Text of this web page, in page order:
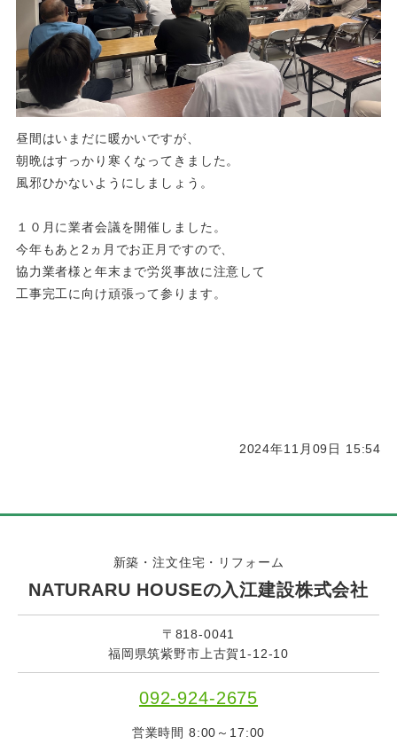
昼間はいまだに暖かいですが、
朝晩はすっかり寒くなってきました。
風邪ひかないようにしましょう。
１０月に業者会議を開催しました。
今年もあと2ヵ月でお正月ですので、
協力業者様と年末まで労災事故に注意して
工事完工に向け頑張って参ります。
2024年11月09日 15:54
新築・注文住宅・リフォーム
NATURARU HOUSEの入江建設株式会社
〒818-0041
福岡県筑紫野市上古賀1-12-10
092-924-2675
営業時間 8:00～17:00